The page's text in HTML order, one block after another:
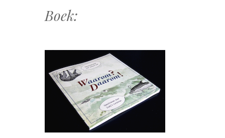
Boek: